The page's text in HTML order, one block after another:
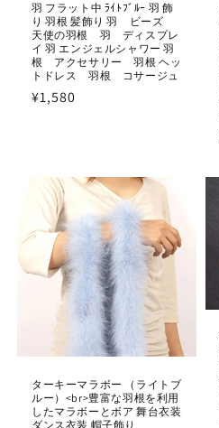
羽 フラット中 ﾗｲﾄﾌﾞﾙｰ 羽 飾
り 羽根 髪飾り 羽 ビーズ
天使の羽根 羽 ディスプレ
イ 羽 エンジェルシャワー 羽
根 アクセサリー 羽根 ヘッ
トドレス 羽根 コサージュ
通
¥1,580
ターキーマラボー （ライトブ
ルー）<br>豊富な羽根を利用
したマラボーとボア 舞台衣装
ダンス衣装 帽子飾り